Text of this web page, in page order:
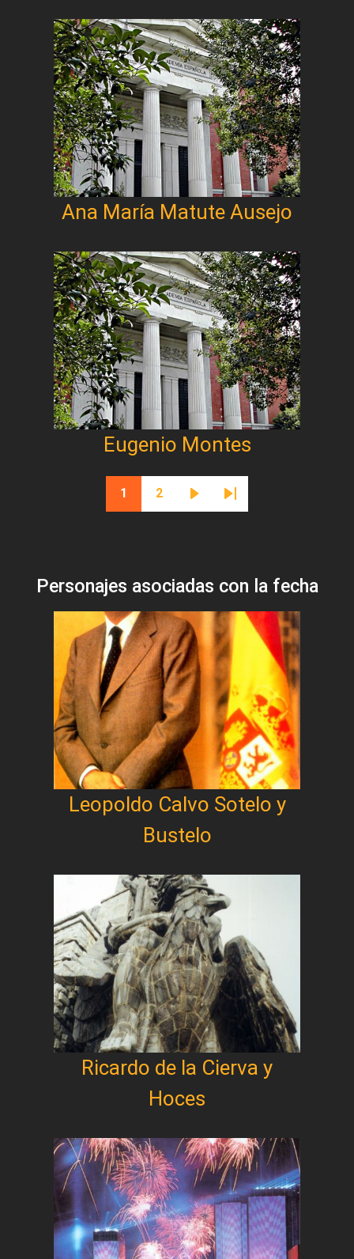
Ana María Matute Ausejo
Eugenio Montes
Página actual
1
Página
2
Siguiente página
Última página
Personajes asociadas con la fecha
Leopoldo Calvo Sotelo y
Bustelo
Ricardo de la Cierva y
Hoces